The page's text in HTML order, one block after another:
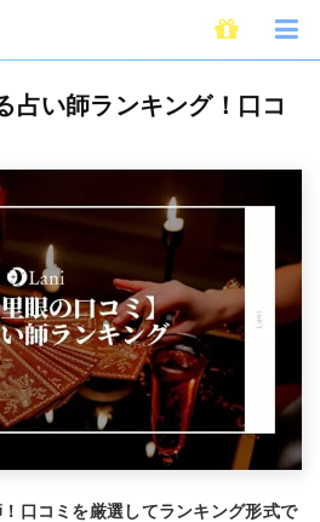
千葉千里眼の当たる占い師ランキング！口
占い師ランキング！口コ
口コミを厳選してランキング形式で